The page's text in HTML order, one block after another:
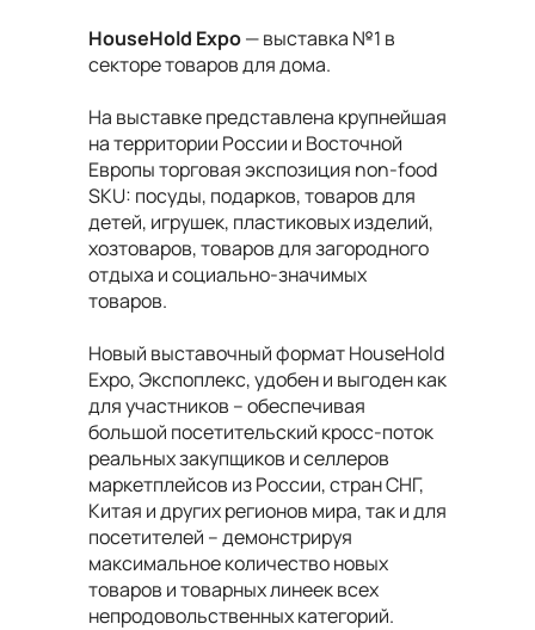
HouseHold Expo— выставка №1 в
секторе товаров для дома.
На выставке представлена крупнейшая
на территории России и Восточной
Европы торговая экспозиция non-food
SKU: посуды, подарков, товаров для
детей, игрушек, пластиковых изделий,
хозтоваров, товаров для загородного
отдыха и социально-значимых
товаров.
Новый выставочный формат HouseHold
Expo, Экспоплекс, удобен и выгоден как
для участников – обеспечивая
большой посетительский кросс-поток
реальных закупщиков и селлеров
маркетплейсов из России, стран СНГ,
Китая и других регионов мира, так и для
посетителей – демонстрируя
максимальное количество новых
товаров и товарных линеек всех
непродовольственных категорий.